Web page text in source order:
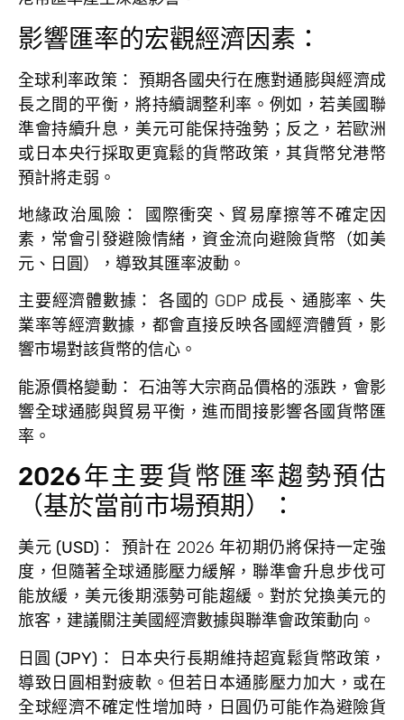
影響匯率的宏觀經濟因素：
全球利率政策： 預期各國央行在應對通膨與經濟成
長之間的平衡，將持續調整利率。例如，若美國聯
準會持續升息，美元可能保持強勢；反之，若歐洲
或日本央行採取更寬鬆的貨幣政策，其貨幣兌港幣
預計將走弱。
地緣政治風險：
國際衝突、貿易摩擦等不確定因
素，常會引發避險情緒，資金流向避險貨幣（如美
元、日圓），導致其匯率波動。
主要經濟體數據：
各國的 GDP 成長、通膨率、失
業率等經濟數據，都會直接反映各國經濟體質，影
響市場對該貨幣的信心。
能源價格變動： 石油等大宗商品價格的漲跌，會影
響全球通膨與貿易平衡，進而間接影響各國貨幣匯
率。
2026年主要貨幣匯率趨勢預估
（基於當前市場預期）：
美元 (USD)：
預計在 2026 年初期仍將保持一定強
度，但隨著全球通膨壓力緩解，聯準會升息步伐可
能放緩，美元後期漲勢可能趨緩。對於兌換美元的
旅客，建議關注美國經濟數據與聯準會政策動向。
日圓 (JPY)：
日本央行長期維持超寬鬆貨幣政策，
導致日圓相對疲軟。但若日本通膨壓力加大，或在
全球經濟不確定性增加時，日圓仍可能作為避險貨